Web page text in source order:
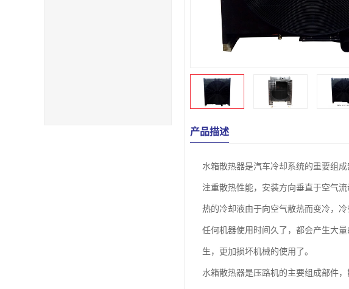
产品描述
水箱散热器是汽车冷却系统的重要组
注重散热性能，安装方向垂直于空气
热的冷却液由于向空气散热而变冷，
任何机器使用时间久了，都会产生大
生，更加损坏机械的使用了。
水箱散热器是压路机的主要组成部件